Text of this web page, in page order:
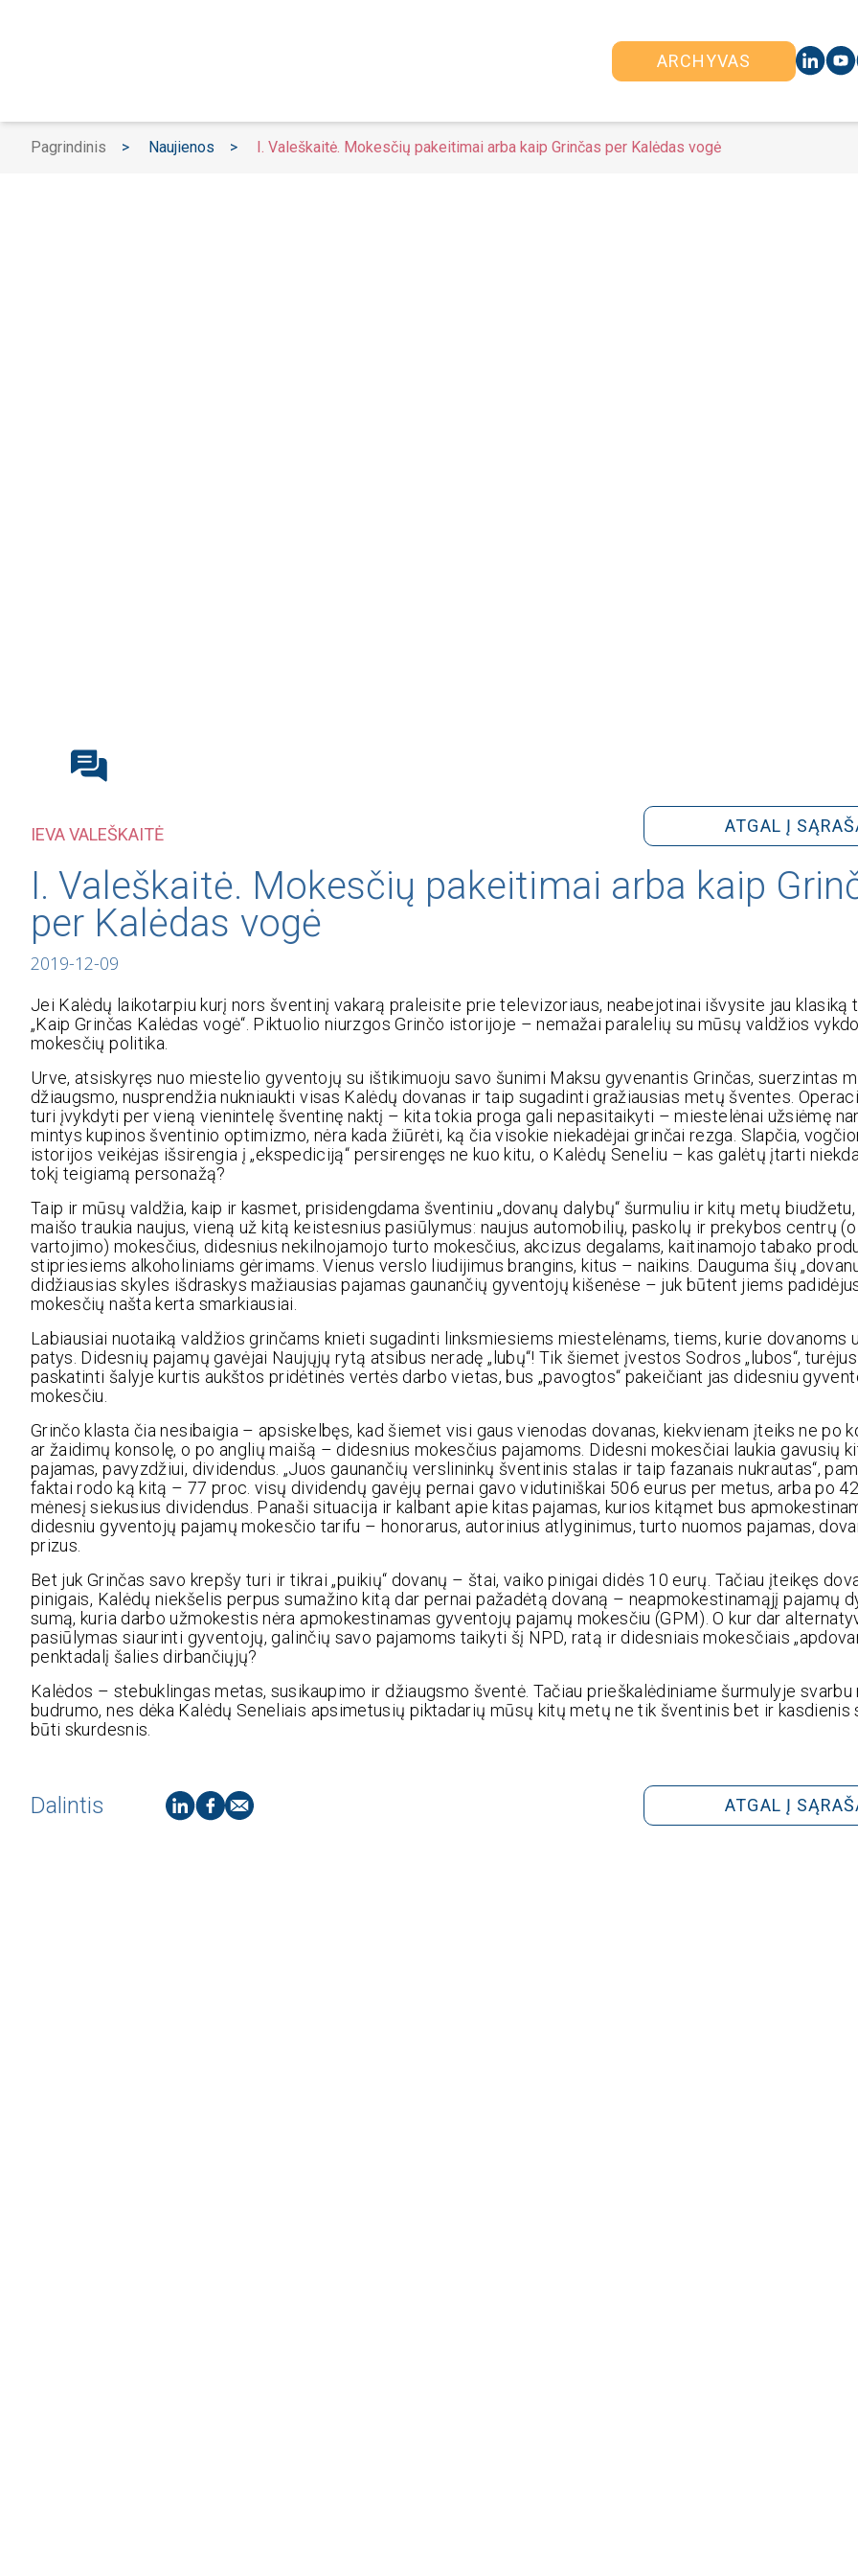
ARCHYVAS
Pagrindinis > Naujienos > I. Valeškaitė. Mokesčių pakeitimai arba kaip Grinčas per Kalėdas vogė
ATGAL Į
IEVA VALEŠKAITĖ
I. Valeškaitė. Mokesčių pakeitimai arba kaip
per Kalėdas vogė
2019-12-09
Jei Kalėdų laikotarpiu kurį nors šventinį vakarą praleisite prie televizoriaus, neabejotinai išvysite jau klasiką
„Kaip Grinčas Kalėdas vogė“. Piktuolio niurzgos Grinčo istorijoje – nemažai paralelių su mūsų valdžios
mokesčių politika.
Urve, atsiskyręs nuo miestelio gyventojų su ištikimuoju savo šunimi Maksu gyvenantis Grinčas, suerzintas
džiaugsmo, nusprendžia nukniaukti visas Kalėdų dovanas ir taip sugadinti gražiausias metų šventes.
turi įvykdyti per vieną vienintelę šventinę naktį – kita tokia proga gali nepasitaikyti – miestelėnai užsiėmę
mintys kupinos šventinio optimizmo, nėra kada žiūrėti, ką čia visokie niekadėjai grinčai rezga. Slapčia,
istorijos veikėjas išsirengia į „ekspediciją“ persirengęs ne kuo kitu, o Kalėdų Seneliu – kas galėtų įtarti
tokį teigiamą personažą?
Taip ir mūsų valdžia, kaip ir kasmet, prisidengdama šventiniu „dovanų dalybų“ šurmuliu ir kitų metų biudžetu,
maišo traukia naujus, vieną už kitą keistesnius pasiūlymus: naujus automobilių, paskolų ir prekybos centrų
vartojimo) mokesčius, didesnius nekilnojamojo turto mokesčius, akcizus degalams, kaitinamojo tabako
stipriesiems alkoholiniams gėrimams. Vienus verslo liudijimus brangins, kitus – naikins. Dauguma šių
didžiausias skyles išdraskys mažiausias pajamas gaunančių gyventojų kišenėse – juk būtent jiems
mokesčių našta kerta smarkiausiai.
Labiausiai nuotaiką valdžios grinčams knieti sugadinti linksmiesiems miestelėnams, tiems, kurie dovanoms
patys. Didesnių pajamų gavėjai Naujųjų rytą atsibus neradę „lubų“! Tik šiemet įvestos Sodros „lubos“,
paskatinti šalyje kurtis aukštos pridėtinės vertės darbo vietas, bus „pavogtos“ pakeičiant jas didesniu
mokesčiu.
Grinčo klasta čia nesibaigia – apsiskelbęs, kad šiemet visi gaus vienodas dovanas, kiekvienam įteiks ne po
ar žaidimų konsolę, o po anglių maišą – didesnius mokesčius pajamoms. Didesni mokesčiai laukia gavusių
pajamas, pavyzdžiui, dividendus. „Juos gaunančių verslininkų šventinis stalas ir taip fazanais nukrautas“,
faktai rodo ką kitą – 77 proc. visų dividendų gavėjų pernai gavo vidutiniškai 506 eurus per metus, arba po
mėnesį siekusius dividendus. Panaši situacija ir kalbant apie kitas pajamas, kurios kitąmet bus
didesniu gyventojų pajamų mokesčio tarifu – honorarus, autorinius atlyginimus, turto nuomos pajamas,
prizus.
Bet juk Grinčas savo krepšy turi ir tikrai „puikių“ dovanų – štai, vaiko pinigai didės 10 eurų. Tačiau įteikęs
pinigais, Kalėdų niekšelis perpus sumažino kitą dar pernai pažadėtą dovaną – neapmokestinamąjį pajamų
sumą, kuria darbo užmokestis nėra apmokestinamas gyventojų pajamų mokesčiu (GPM). O kur dar
pasiūlymas siaurinti gyventojų, galinčių savo pajamoms taikyti šį NPD, ratą ir didesniais mokesčiais
penktadalį šalies dirbančiųjų?
Kalėdos – stebuklingas metas, susikaupimo ir džiaugsmo šventė. Tačiau prieškalėdiniame šurmulyje
budrumo, nes dėka Kalėdų Seneliais apsimetusių piktadarių mūsų kitų metų ne tik šventinis bet ir kasdienis
būti skurdesnis.
Dalintis ATGAL Į